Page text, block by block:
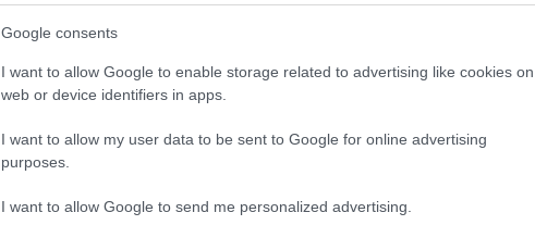
Google consents
I want to allow Google to enable storage related to advertising like cookies on
web or device identifiers in apps.
I want to allow my user data to be sent to Google for online advertising
purposes.
I want to allow Google to send me personalized advertising.